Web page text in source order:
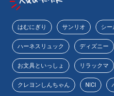
はむにぎり サンリオ シー
ハーネスリュック ディズニー
お文具といっしょ リラックマ
クレヨンしんちゃん NICI
ーター
ッズ